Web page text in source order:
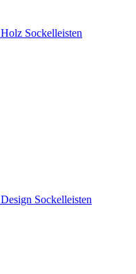
Holz Sockelleisten
Design Sockelleisten